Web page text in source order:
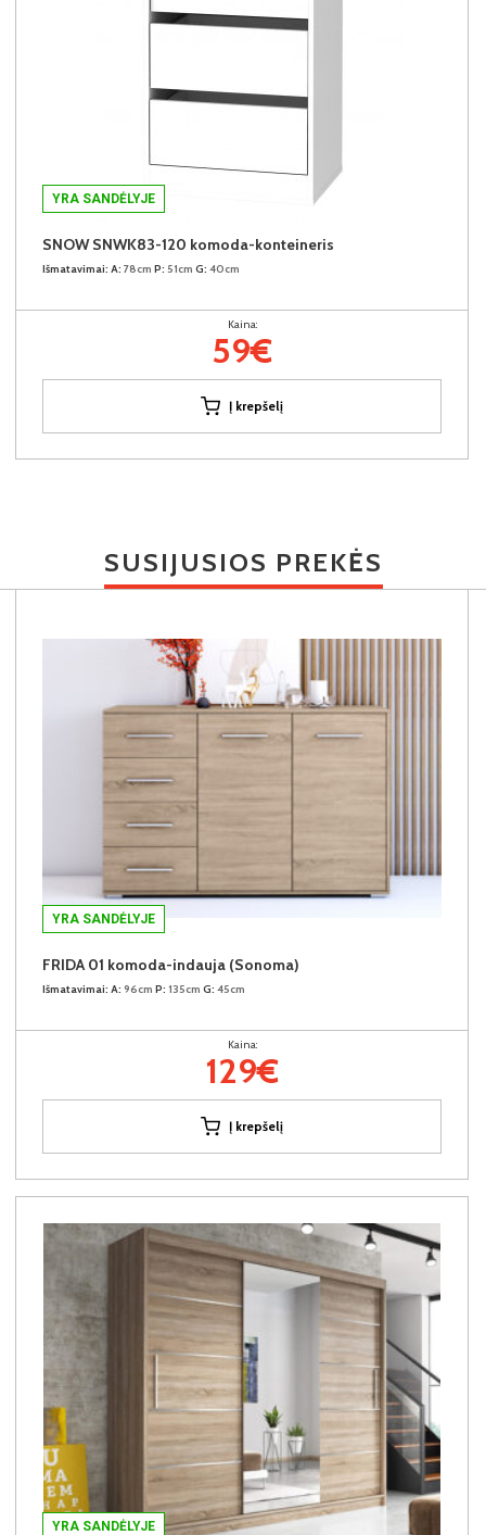
YRA SANDĖLYJE
SNOW SNWK83-120 komoda-konteineris
Išmatavimai: A: 78cm P: 51cm G: 40cm
Kaina:
59€
Į krepšelį
SUSIJUSIOS PREKĖS
YRA SANDĖLYJE
FRIDA 01 komoda-indauja (Sonoma)
Išmatavimai: A: 96cm P: 135cm G: 45cm
Kaina:
129€
Į krepšelį
YRA SANDĖLYJE